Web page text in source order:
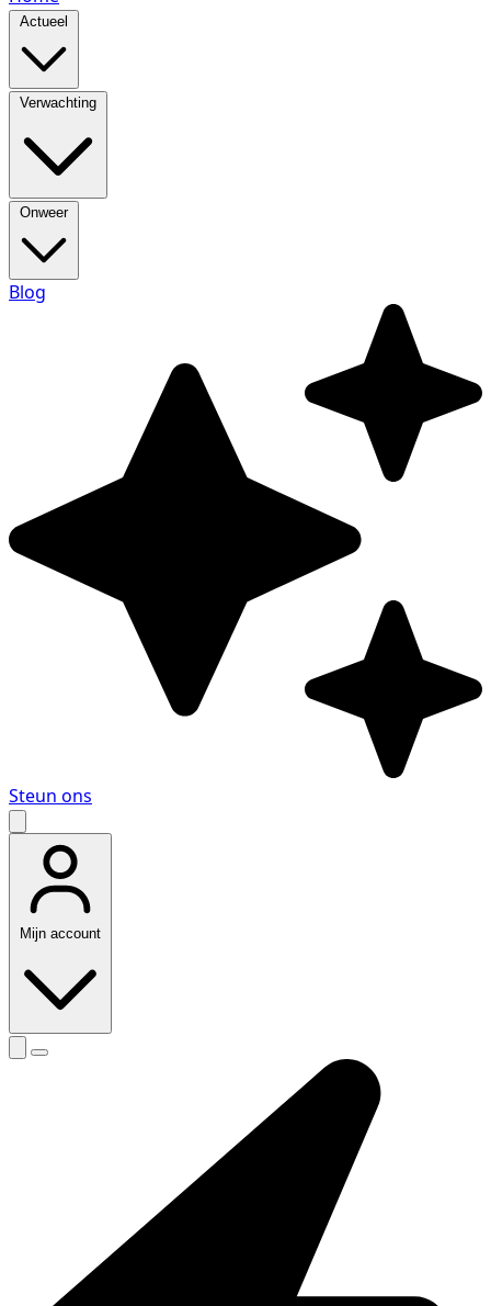
Actueel
Verwachting
Onweer
Blog
Steun ons
Mijn account